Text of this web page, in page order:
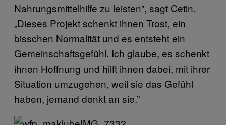
Nahrungsmittelhilfe zu leisten”, sagt Cetin.
„Dieses Projekt schenkt ihnen Trost, ein
bisschen Normalität und es entsteht ein
Gemeinschaftsgefühl. Ich glaube, es schenkt
ihnen Hoffnung und hilft ihnen dabei, mit ihrer
Situation umzugehen, weil sie das Gefühl
haben, jemand denkt an sie.”